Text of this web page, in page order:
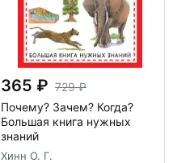
365
729
Почему? Зачем? Когда?
Большая книга нужных
знаний
Хинн О. Г.